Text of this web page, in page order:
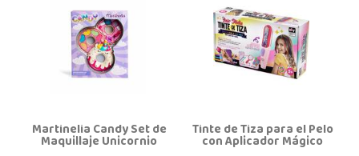
Martinelia Candy Set de
Maquillaje Unicornio Tinte de Tiza para el Pelo
con Aplicador Mágico